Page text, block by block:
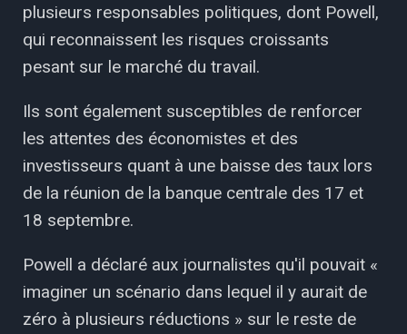
plusieurs responsables politiques, dont Powell,
qui reconnaissent les risques croissants
pesant sur le marché du travail.
Ils sont également susceptibles de renforcer
les attentes des économistes et des
investisseurs quant à une baisse des taux lors
de la réunion de la banque centrale des 17 et
18 septembre.
Powell a déclaré aux journalistes qu'il pouvait «
imaginer un scénario dans lequel il y aurait de
zéro à plusieurs réductions » sur le reste de